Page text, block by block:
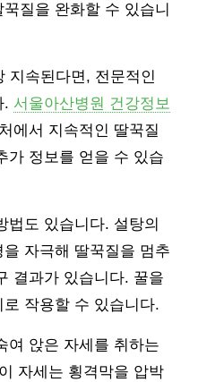
질을 완화할 수 있습니
지속된다면, 전문적인
. 서울아산병원 건강정보
에서 지속적인 딸꾹질
가 정보를 얻을 수 있습
법도 있습니다. 설탕의
자극해 딸꾹질을 멈추
결과가 있습니다. 꿀을
작용할 수 있습니다.
여 앉은 자세를 취하는
자세는 횡격막을 압박